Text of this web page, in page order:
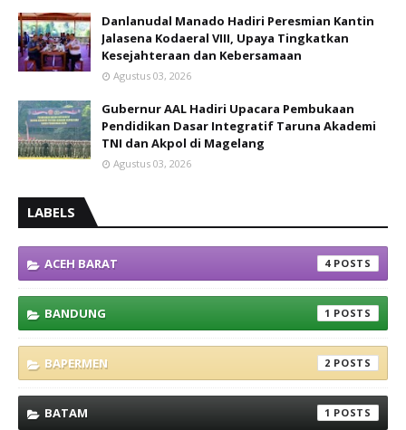
Danlanudal Manado Hadiri Peresmian Kantin
Jalasena Kodaeral VIII, Upaya Tingkatkan
Kesejahteraan dan Kebersamaan
Agustus 03, 2026
Gubernur AAL Hadiri Upacara Pembukaan
Pendidikan Dasar Integratif Taruna Akademi
TNI dan Akpol di Magelang
Agustus 03, 2026
LABELS
ACEH BARAT 4
BANDUNG 1
BAPERMEN 2
BATAM 1